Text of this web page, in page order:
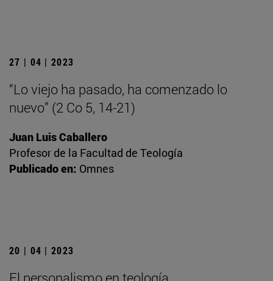
27 | 04 | 2023
“Lo viejo ha pasado, ha comenzado lo
nuevo” (2 Co 5, 14-21)
Juan Luis Caballero
Profesor de la Facultad de Teología
Publicado en: Omnes
20 | 04 | 2023